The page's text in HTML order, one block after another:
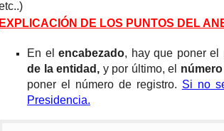
EXPLICACIÓN DE LOS PUNTOS DEL
En elencabezado, hay que poner el
de la entidad, y por último, el
poner el número de registro. Si no
Presidencia.